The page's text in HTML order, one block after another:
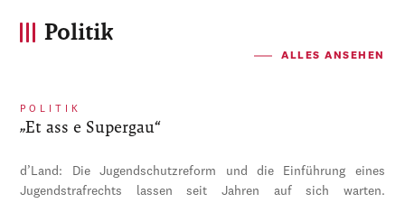
Politik
ALLES ANSEHEN
POLITIK
„Et ass e Supergau“
d’Land: Die Jugendschutzreform und die Einführung eines
Jugendstrafrechts lassen seit Jahren auf sich warten.